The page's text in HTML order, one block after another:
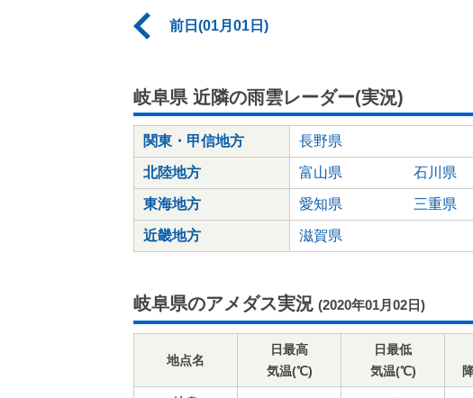
前日(01月01日)
岐阜県 近隣の雨雲レーダー(実況)
関東・甲信地方 長野県
北陸地方 富山県 石川県
東海地方 愛知県 三重県
近畿地方 滋賀県
岐阜県のアメダス実況 (2020年01月02日)
地点名
日最高
気温(℃)
日最低
気温(℃)